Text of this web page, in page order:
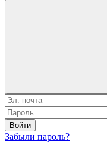
Войти
Забыли пароль?